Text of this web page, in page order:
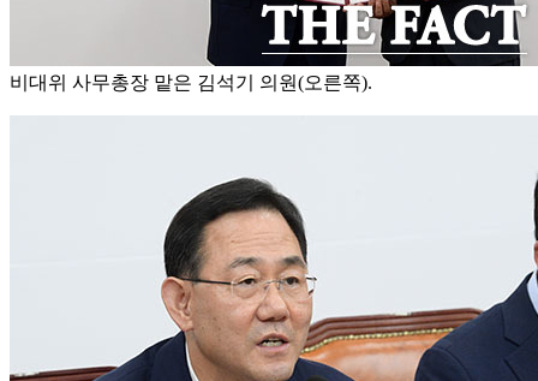
비대위 사무총장 맡은 김석기 의원(오른쪽).